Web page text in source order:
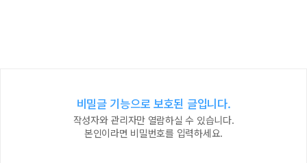
비밀글 기능으로 보호된 글입니다.
작성자와 관리자만 열람하실 수 있습니다.
본인이라면 비밀번호를 입력하세요.